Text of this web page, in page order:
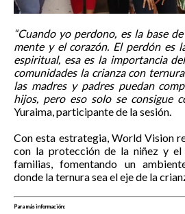
“Cuando yo perdono, es la base
mente y el corazón. El perdón es
espiritual, esa es la importancia
comunidades la crianza con
las madres y padres puedan
hijos, pero eso solo se consigue
Yuraima, participante de la sesión.
Con esta estrategia, World Vision
con la protección de la niñez y
familias, fomentando un
donde la ternura sea el eje de la
Para más información: